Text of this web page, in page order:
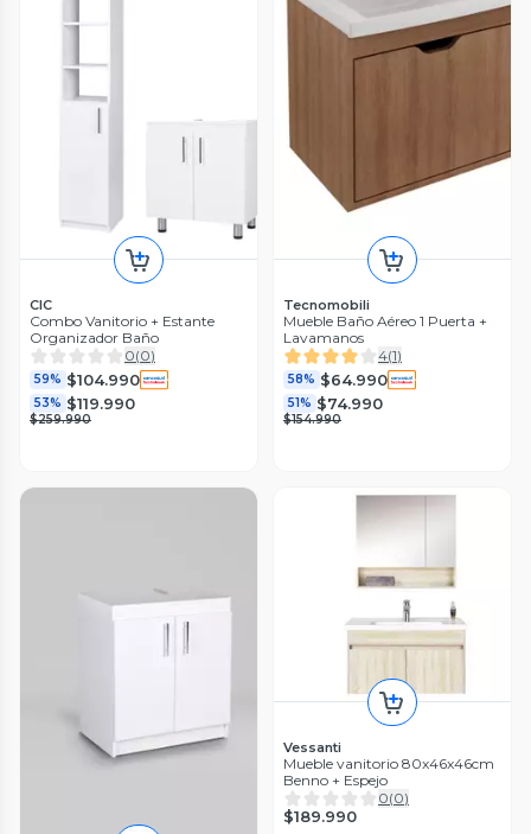
CIC
Combo Vanitorio + Estante
Organizador Baño
0(0)
59% $104.990
53% $119.990
$259.990
Tecnomobili
Mueble Baño Aéreo 1 Puerta +
Lavamanos
4(1)
58% $64.990
51% $74.990
$154.990
Vessanti
Mueble vanitorio 80x46x46cm
Benno + Espejo
0(0)
$189.990